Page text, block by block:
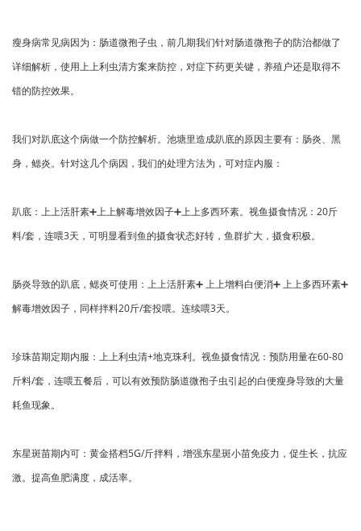
瘦身病常见病因为：肠道微孢子虫，前几期我们针对肠道微孢子的防治都做了
详细解析，使用上上利虫清方案来防控，对症下药更关键，养殖户还是取得不
错的防控效果。
我们对趴底这个病做一个防控解析。池塘里造成趴底的原因主要有：肠炎、黑
身，鳃炎。针对这几个病因，我们的处理方法为，可对症内服：
趴底：上上活肝素➕上上解毒增效因子➕上上多西环素。视鱼摄食情况：20斤
料/套，连喂3天，可明显看到鱼的摄食状态好转，鱼群扩大，摄食积极。
肠炎导致的趴底，鳃炎可使用：上上活肝素➕ 上上增料白便消➕ 上上多西环素➕
解毒增效因子，同样拌料20斤/套投喂。连续喂3天。
珍珠苗期定期内服：上上利虫清+地克珠利。视鱼摄食情况：预防用量在60-80
斤料/套，连喂五餐后，可以有效预防肠道微孢子虫引起的白便瘦身导致的大量
耗鱼现象。
东星斑苗期内可：黄金搭档5G/斤拌料，增强东星斑小苗免疫力，促生长，抗应
激。提高鱼肥满度，成活率。